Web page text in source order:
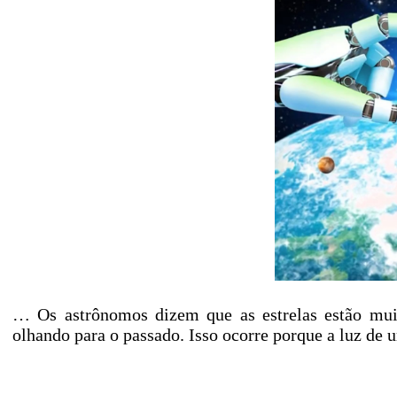
… Os astrônomos dizem que as estrelas estão
olhando para o passado. Isso ocorre porque a luz